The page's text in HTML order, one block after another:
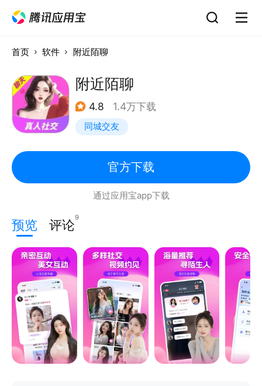
首页 软件 附近陌聊
附近陌聊
4.8 1.4万下载
同城交友
官方下载
通过应用宝app下载
预览 评论9